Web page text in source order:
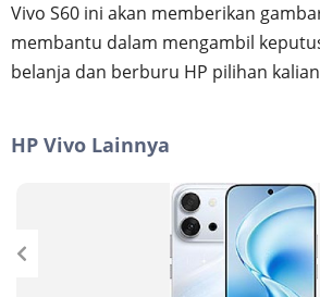
Vivo S60 ini akan memberikan
membantu dalam mengambil
belanja dan berburu HP pilihan
HP Vivo Lainnya